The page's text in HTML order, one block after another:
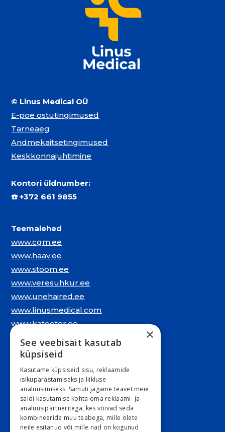
© Linus Medical OÜ
E-poe ostutingimused
Tarneaeg
Andmekaitsetingimused
Keskkonnajuhtimine
Kontori üldnumber:
☎️+372 661 9855
Teemalehed
www.cgm.ee
www.haav.ee
www.stoom.ee
www.veresuhkur.ee
www.unehaired.ee
www.linusmedical.com
www.kateeter.ee
Juriidiline aadress:
Narva mnt. 5, 10117 Tallinn
REG: 11548994
KMKR: EE101263526
Kontori e-post
E 9:00 – 16:30 R 9:00 – 15:30
×
See veebisait kasutab
küpsiseid
Kasutame küpsiseid sisu, reklaamide
isikupärastamiseks ja liikluse
analüüsimiseks. Samuti jagame teavet meie
saidi kasutamise kohta oma reklaami- ja
analüüsipartneritega, kes võivad seda
kombineerida muu teabega, mille olete
neile esitanud või mille nad on kogunud